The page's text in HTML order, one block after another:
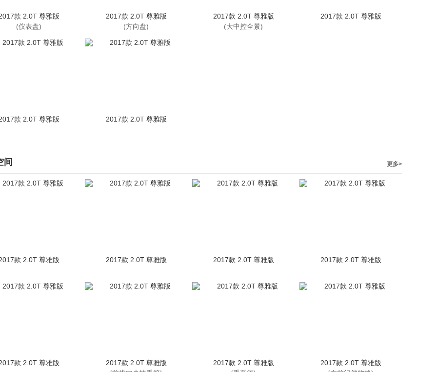
款 2.0T 尊雅版
(仪表盘)
2017款 2.0T 尊雅版
(方向盘)
2017款 2.0T 尊雅版
(大中控全景)
2017款 2.0T 尊雅版
款 2.0T 尊雅版 2017款 2.0T 尊雅版
间 更多>
款 2.0T 尊雅版 2017款 2.0T 尊雅版 2017款 2.0T 尊雅版 2017款 2.0T 尊雅版
款 2.0T 尊雅版
2017款 2.0T 尊雅版
2017款 2.0T 尊雅版
2017款 2.0T 尊雅版